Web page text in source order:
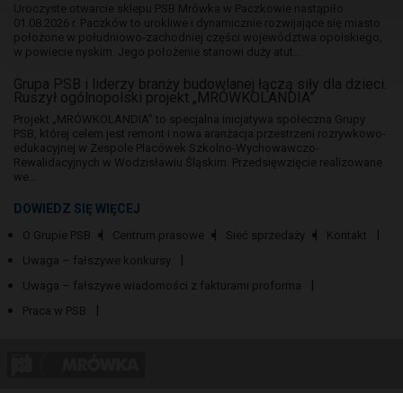
Uroczyste otwarcie sklepu PSB Mrówka w Paczkowie nastąpiło
01.08.2026 r. Paczków to urokliwe i dynamicznie rozwijające się miasto
położone w południowo-zachodniej części województwa opolskiego,
w powiecie nyskim. Jego położenie stanowi duży atut...
Grupa PSB i liderzy branży budowlanej łączą siły dla dzieci.
Ruszył ogólnopolski projekt „MRÓWKOLANDIA”
Projekt „MRÓWKOLANDIA” to specjalna inicjatywa społeczna Grupy
PSB, której celem jest remont i nowa aranżacja przestrzeni rozrywkowo-
edukacyjnej w Zespole Placówek Szkolno-Wychowawczo-
Rewalidacyjnych w Wodzisławiu Śląskim. Przedsięwzięcie realizowane
we...
DOWIEDZ SIĘ WIĘCEJ
O Grupie PSB Centrum prasowe Sieć sprzedaży
Kontakt
Uwaga – fałszywe konkursy
Uwaga – fałszywe wiadomości z fakturami proforma
Praca w PSB